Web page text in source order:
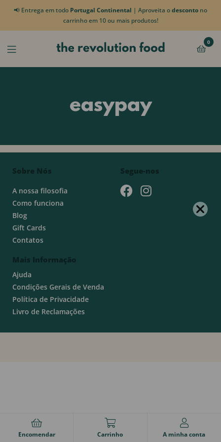
📢 Entrega em todo Portugal Continental | Aproveita odesconto no
carrinho em 10 ou mais produtos!
0
easypay
Sobre Nós
A nossa filosofia
Como funciona
Blog
Gift Cards
Contatos
Mais Informação
Ajuda
Condições Gerais de Venda
Política de Privacidade
Livro de Reclamações
Segue-nos
Encomendar Carrinho A minha conta